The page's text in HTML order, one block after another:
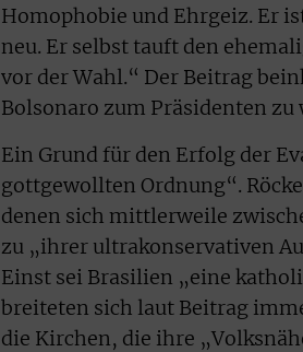
Homophobie und Ehrgeiz. Er
neu. Er selbst tauft den
vor der Wahl.“ Der Beitrag
Bolsonaro zum Präsidenten zu
Ein Grund für den Erfolg der
gottgewollten Ordnung“.
denen sich mittlerweile
zu „ihrer ultrakonservativen
Einst sei Brasilien „eine
breiteten sich laut Beitrag
die Kirchen, die ihre